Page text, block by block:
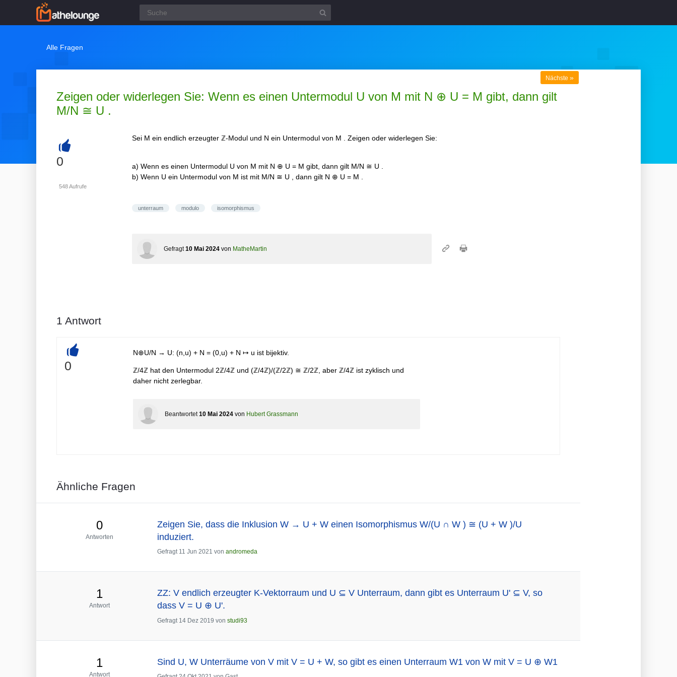
Alle Fragen
Zeigen oder widerlegen Sie: Wenn es einen Untermodul U von M mit N ⊕ U = M gibt, dann gilt
M/N ≅ U .
Nächste »
+
0
548Aufrufe
Sei M ein endlich erzeugter ℤ-Modul und N ein Untermodul von M . Zeigen oder widerlegen Sie:
a) Wenn es einen Untermodul U von M mit N ⊕ U = M gibt, dann gilt M/N ≅ U .
b) Wenn U ein Untermodul von M ist mit M/N ≅ U , dann gilt N ⊕ U = M .
unterraum modulo isomorphismus
Gefragt 10 Mai 2024 von MatheMartin
1 Antwort
+
0
N⊕U/N → U: (n,u) + N = (0,u) + N ↦ u ist bijektiv.
ℤ/4ℤ hat den Untermodul 2ℤ/4ℤ und (ℤ/4ℤ)/(ℤ/2ℤ) ≅ ℤ/2ℤ, aber ℤ/4ℤ ist zyklisch und
daher nicht zerlegbar.
Beantwortet 10 Mai 2024 von Hubert Grassmann
Ähnliche Fragen
0
Antworten
Zeigen Sie, dass die Inklusion W → U + W einen Isomorphismus W/(U ∩ W ) ≅ (U + W )/U
induziert.
Gefragt 11 Jun 2021 von andromeda
1
Antwort
ZZ: V endlich erzeugter K-Vektorraum und U ⊆ V Unterraum, dann gibt es Unterraum U' ⊆ V, so
dass V = U ⊕ U'.
Gefragt 14 Dez 2019 von studi93
1
Antwort
Sind U, W Unterräume von V mit V = U + W, so gibt es einen Unterraum W1 von W mit V = U ⊕ W1